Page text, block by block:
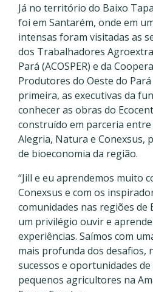
Já no território do Baixo
foi em Santarém, onde em
intensas foram visitadas as
dos Trabalhadores
Pará (ACOSPER) e da
Produtores do Oeste do Pará
primeira, as executivas da
conhecer as obras do
construído em parceria
Alegria, Natura e Conexsus,
de bioeconomia da região.
“Jill e eu aprendemos muito
Conexsus e com os
comunidades nas regiões de
um privilégio ouvir e
experiências. Saímos com
mais profunda dos desafios,
sucessos e oportunidades
pequenos agricultores na